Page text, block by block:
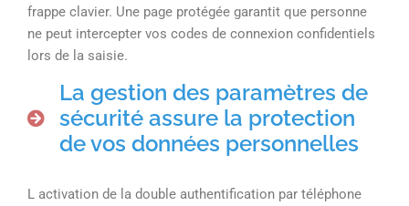
frappe clavier. Une page protégée garantit que personne
ne peut intercepter vos codes de connexion confidentiels
lors de la saisie.
La gestion des paramètres de
sécurité assure la protection
de vos données personnelles
L activation de la double authentification par téléphone